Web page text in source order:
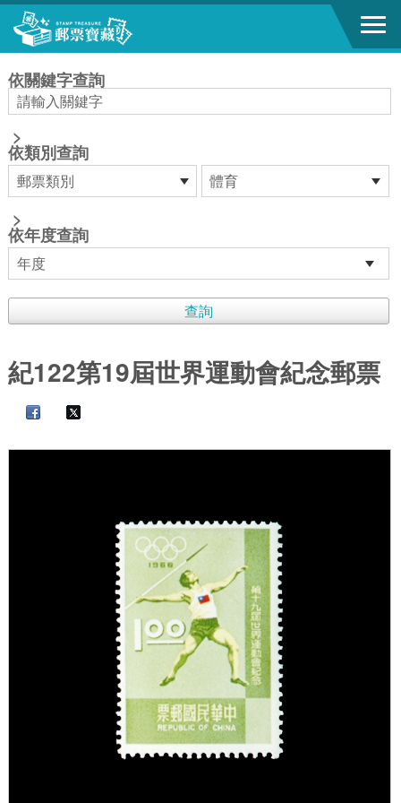
跳到主要內容區塊
依關鍵字查詢
>
依類別查詢
>
依年度查詢
紀122第19屆世界運動會紀念郵票